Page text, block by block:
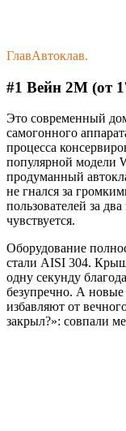
ГлавАвтоклав.
#1 Вейн 2M (от
Это современный
самогонного
процесса
популярной модели
продуманный
не гнался за
пользователей за
чувствуется.
Оборудование
стали AISI 304.
одну секунду
безупречно. А
избавляют от
закрыл?»: совпали